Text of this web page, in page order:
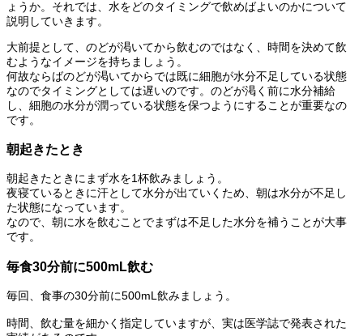
ょうか。それでは、水をどのタイミングで飲めばよいのかについて
説明していきます。
大前提として、のどが渇いてから飲むのではなく、時間を決めて飲
むようなイメージを持ちましょう。
何故ならばのどが渇いてからでは既に細胞が水分不足している状態
なのでタイミングとしては遅いのです。のどが渇く前に水分補給
し、細胞の水分が潤っている状態を保つようにすることが重要なの
です。
朝起きたとき
朝起きたときにまず水を1杯飲みましょう。
夜寝ているときに汗として水分が出ていくため、朝は水分が不足し
た状態になっています。
なので、朝に水を飲むことでまずは不足した水分を補うことが大事
です。
毎食30分前に500mL飲む
毎回、食事の30分前に500mL飲みましょう。
時間、飲む量を細かく指定していますが、実は医学誌で発表された